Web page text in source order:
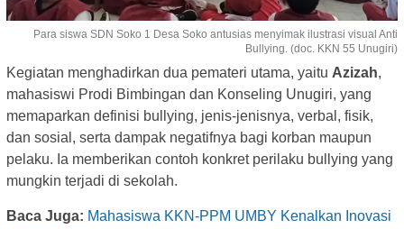
Para siswa SDN Soko 1 Desa Soko antusias menyimak ilustrasi visual Anti
Bullying. (doc. KKN 55 Unugiri)
Kegiatan menghadirkan dua pemateri utama, yaitu Azizah,
mahasiswi Prodi Bimbingan dan Konseling Unugiri, yang
memaparkan definisi bullying, jenis-jenisnya, verbal, fisik,
dan sosial, serta dampak negatifnya bagi korban maupun
pelaku. Ia memberikan contoh konkret perilaku bullying yang
mungkin terjadi di sekolah.
Baca Juga: Mahasiswa KKN-PPM UMBY Kenalkan Inovasi